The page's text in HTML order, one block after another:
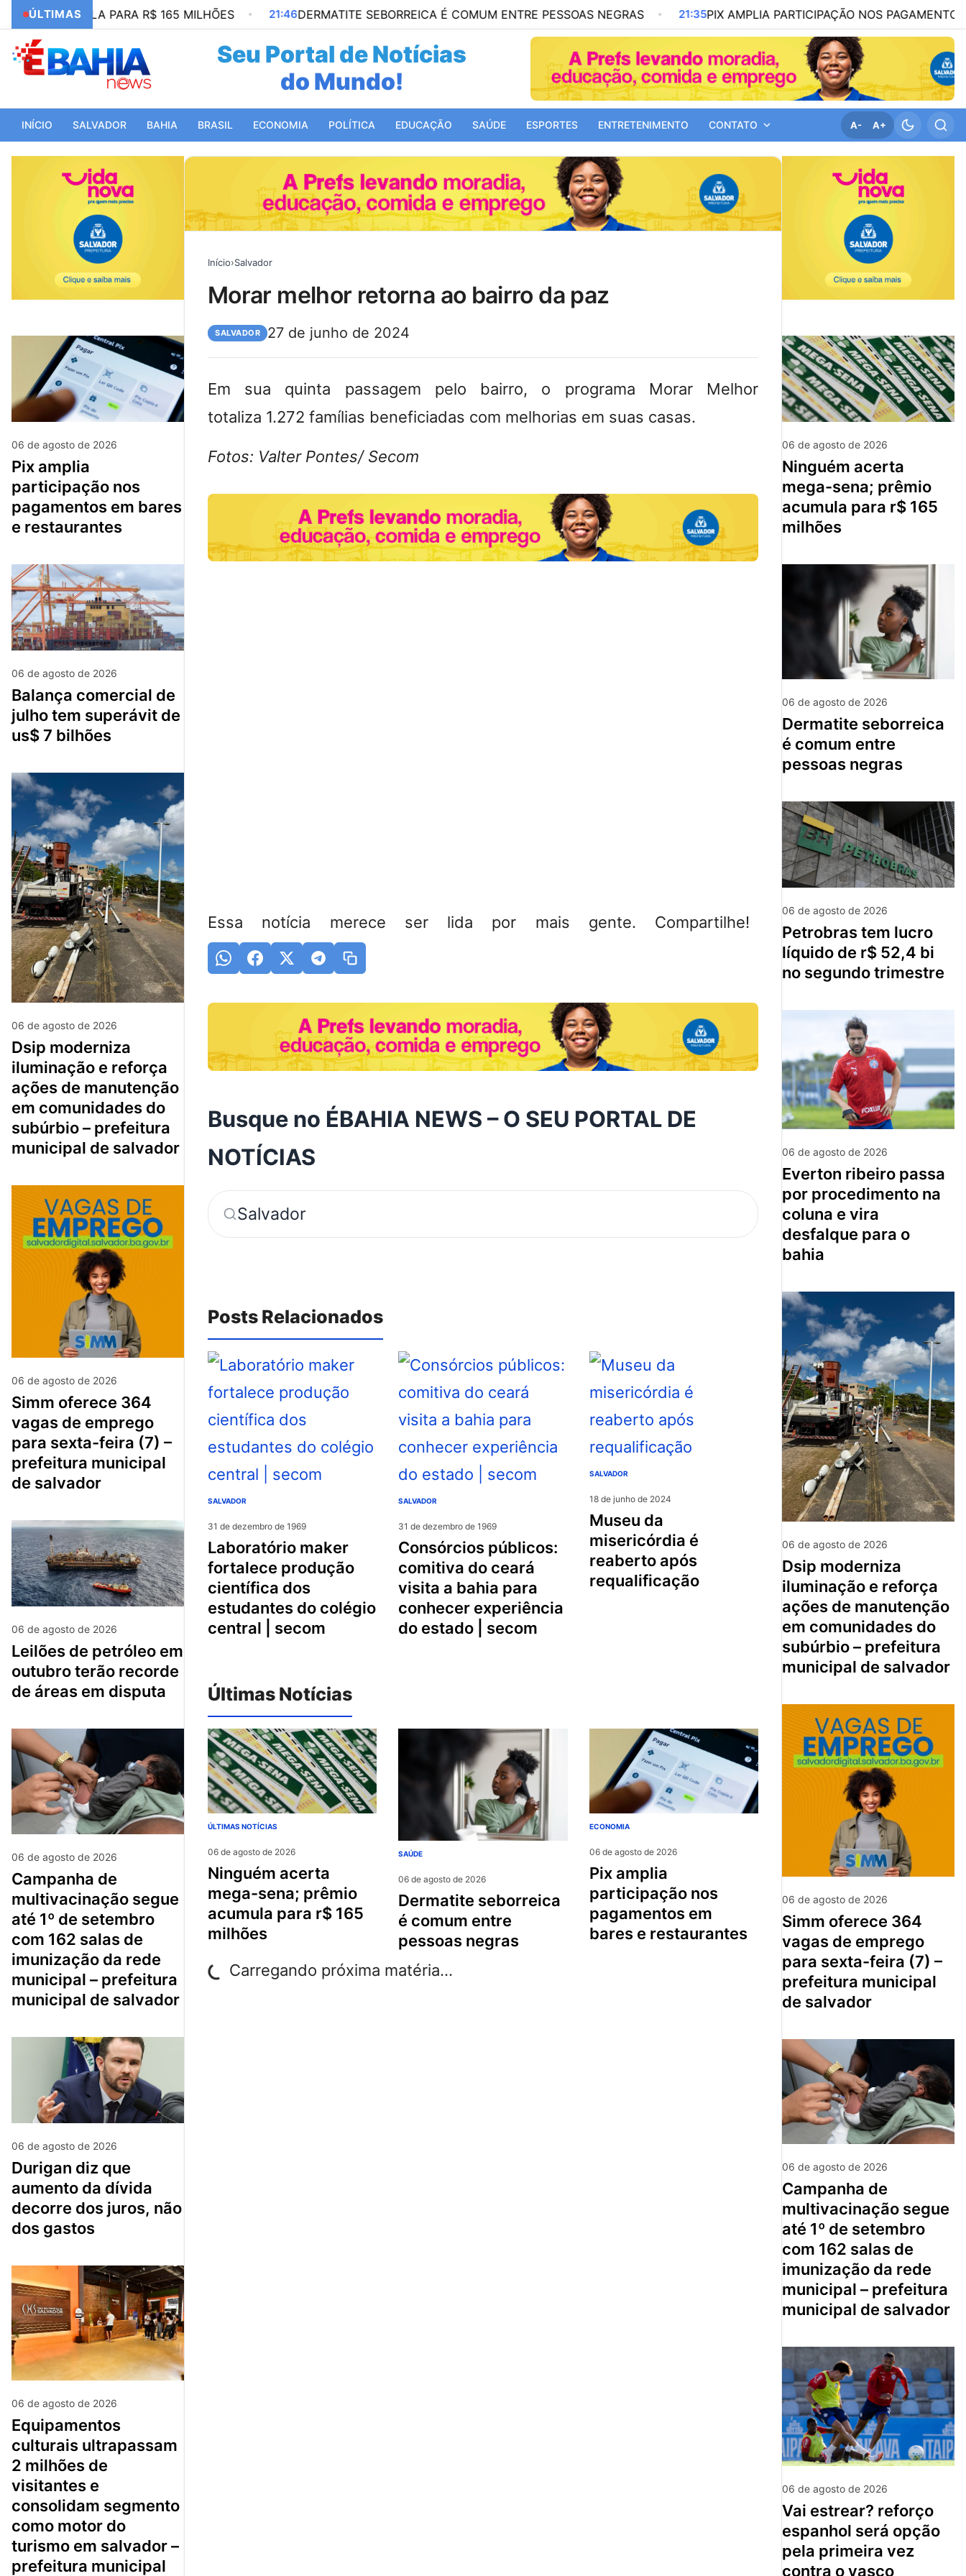
ÚLTIMAS
PARA R$ 165 MILHÕES 21:46 DERMATITE SEBORREICA É COMUM ENTRE PESSOAS NEGRAS 21:35 PIX AMPLIA PARTICIPAÇÃO NOS PAGAMENTOS EM
Seu Portal de Notícias
da Bahia!
INÍCIO SALVADOR BAHIA BRASIL ECONOMIA POLÍTICA EDUCAÇÃO SAÚDE ESPORTES ENTRETENIMENTO CONTATO A- A+
06 de agosto de 2026
pix amplia
participação nos
pagamentos em bares
e restaurantes
06 de agosto de 2026
balança comercial de
julho tem superávit de
us$ 7 bilhões
06 de agosto de 2026
dsip moderniza
iluminação e reforça
ações de manutenção
em comunidades do
subúrbio – prefeitura
municipal de salvador
06 de agosto de 2026
simm oferece 364
vagas de emprego
para sexta-feira (7) –
prefeitura municipal
de salvador
06 de agosto de 2026
leilões de petróleo em
outubro terão recorde
de áreas em disputa
06 de agosto de 2026
campanha de
multivacinação segue
até 1º de setembro
com 162 salas de
imunização da rede
municipal – prefeitura
municipal de salvador
06 de agosto de 2026
durigan diz que
aumento da dívida
decorre dos juros, não
dos gastos
06 de agosto de 2026
equipamentos
culturais ultrapassam
2 milhões de
visitantes e
consolidam segmento
como motor do
turismo em salvador –
prefeitura municipal
Início›Salvador
morar melhor retorna ao bairro da paz
SALVADOR 27 de junho de 2024
Em sua quinta passagem pelo bairro, o programa Morar Melhor
totaliza 1.272 famílias beneficiadas com melhorias em suas casas.
Fotos: Valter Pontes/ Secom
Essa notícia merece ser lida por mais gente. Compartilhe!
Busque no ÉBAHIA NEWS – O SEU PORTAL DE
NOTÍCIAS
Salvador
Posts Relacionados
SALVADOR
31 de dezembro de 1969
laboratório maker
fortalece produção
científica dos
estudantes do colégio
central | secom
SALVADOR
31 de dezembro de 1969
consórcios públicos:
comitiva do ceará
visita a bahia para
conhecer experiência
do estado | secom
SALVADOR
18 de junho de 2024
museu da
misericórdia é
reaberto após
requalificação
Últimas Notícias
ÚLTIMAS NOTÍCIAS
06 de agosto de 2026
ninguém acerta
mega-sena; prêmio
acumula para r$ 165
milhões
SAÚDE
06 de agosto de 2026
dermatite seborreica
é comum entre
pessoas negras
ECONOMIA
06 de agosto de 2026
pix amplia
participação nos
pagamentos em
bares e restaurantes
Carregando próxima matéria...
06 de agosto de 2026
ninguém acerta
mega-sena; prêmio
acumula para r$ 165
milhões
06 de agosto de 2026
dermatite seborreica
é comum entre
pessoas negras
06 de agosto de 2026
petrobras tem lucro
líquido de r$ 52,4 bi
no segundo trimestre
06 de agosto de 2026
everton ribeiro passa
por procedimento na
coluna e vira
desfalque para o
bahia
06 de agosto de 2026
dsip moderniza
iluminação e reforça
ações de manutenção
em comunidades do
subúrbio – prefeitura
municipal de salvador
06 de agosto de 2026
simm oferece 364
vagas de emprego
para sexta-feira (7) –
prefeitura municipal
de salvador
06 de agosto de 2026
campanha de
multivacinação segue
até 1º de setembro
com 162 salas de
imunização da rede
municipal – prefeitura
municipal de salvador
06 de agosto de 2026
vai estrear? reforço
espanhol será opção
pela primeira vez
contra o vasco